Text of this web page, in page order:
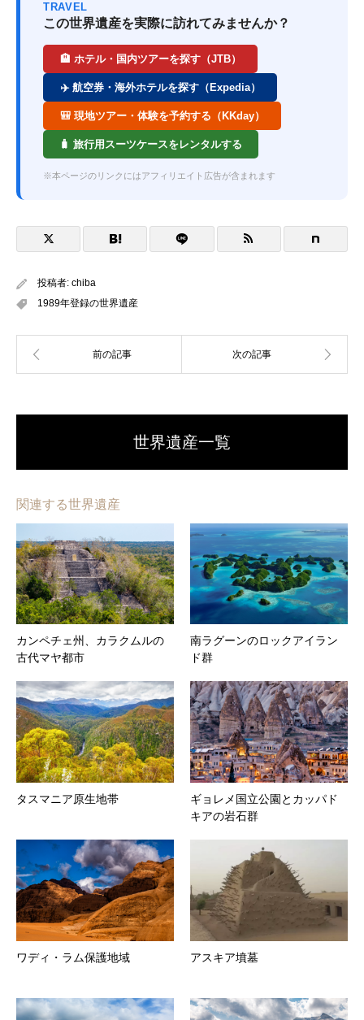
TRAVEL
この世界遺産を実際に訪れてみませんか？
🏨 ホテル・国内ツアーを探す（JTB）
✈️ 航空券・海外ホテルを探す（Expedia）
🎒 現地ツアー・体験を予約する（KKday）
🧳 旅行用スーツケースをレンタルする
※本ページのリンクにはアフィリエイト広告が含まれます
投稿者: chiba
1989年登録の世界遺産
世界遺産一覧
関連する世界遺産
カンペチェ州、カラクムルの
古代マヤ都市
南ラグーンのロックアイラン
ド群
タスマニア原生地帯
ギョレメ国立公園とカッパド
キアの岩石群
ワディ・ラム保護地域 アスキア墳墓